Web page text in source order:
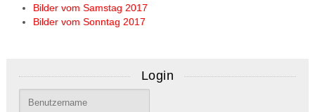
Bilder vom Samstag 2017
Bilder vom Sonntag 2017
Login